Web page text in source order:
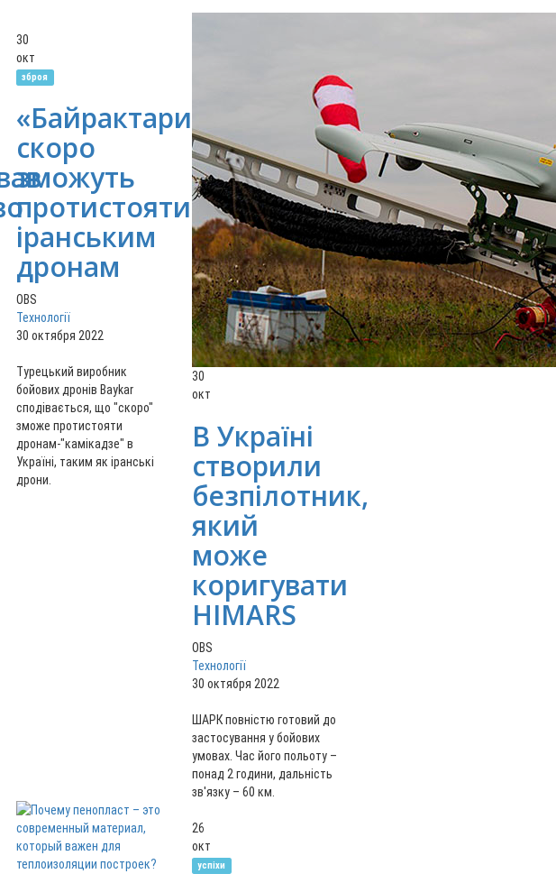
30
окт
зброя
«Байрактари»
скоро
зможуть
протистояти
іранським
дронам
OBS
Технології
30 октября 2022
Турецький виробник
бойових дронів Baykar
сподівається, що "скоро"
зможе протистояти
дронам-"камікадзе" в
Україні, таким як іранські
дрони.
30
окт
В Україні
створили
безпілотник,
який
може
коригувати
HIMARS
OBS
Технології
30 октября 2022
ШАРК повністю готовий до
застосування у бойових
умовах. Час його польоту –
понад 2 години, дальність
зв'язку – 60 км.
26
окт
успіхи